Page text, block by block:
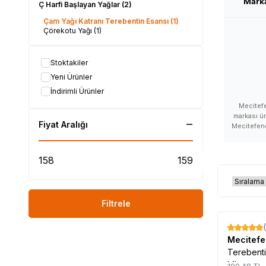
Ç Harfi Başlayan Yağlar (2)
Çam Yağı Katranı Terebentin Esansı (1)
Çörekotu Yağı (1)
Stoktakiler
Yeni Ürünler
İndirimli Ürünler
Fiyat Aralığı
Filtrele
markası
kullanan
marka,
Mecitefendi
%17